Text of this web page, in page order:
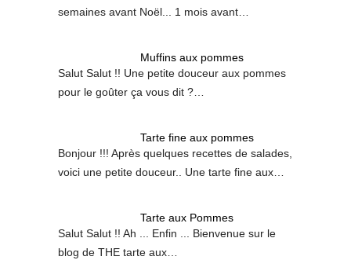
semaines avant Noël... 1 mois avant…
Muffins aux pommes
Salut Salut !! Une petite douceur aux pommes
pour le goûter ça vous dit ?…
Tarte fine aux pommes
Bonjour !!! Après quelques recettes de salades,
voici une petite douceur.. Une tarte fine aux…
Tarte aux Pommes
Salut Salut !! Ah ... Enfin ... Bienvenue sur le
blog de THE tarte aux…